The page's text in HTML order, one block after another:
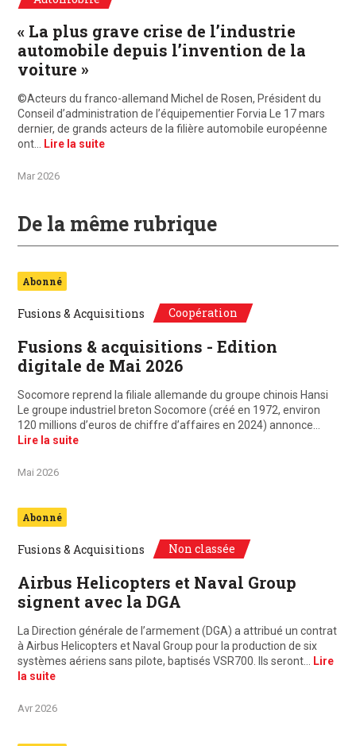
« La plus grave crise de l’industrie
automobile depuis l’invention de la
voiture »
©Acteurs du franco-allemand Michel de Rosen, Président du
Conseil d’administration de l’équipementier Forvia Le 17 mars
dernier, de grands acteurs de la filière automobile européenne
ont…
Lire la suite
Mar 2026
De la même rubrique
Abonné
Fusions & Acquisitions Coopération
Fusions & acquisitions - Edition
digitale de Mai 2026
Socomore reprend la filiale allemande du groupe chinois Hansi
Le groupe industriel breton Socomore (créé en 1972, environ
120 millions d’euros de chiffre d’affaires en 2024) annonce…
Lire la suite
Mai 2026
Abonné
Fusions & Acquisitions Non classée
Airbus Helicopters et Naval Group
signent avec la DGA
La Direction générale de l’armement (DGA) a attribué un contrat
à Airbus Helicopters et Naval Group pour la production de six
systèmes aériens sans pilote, baptisés VSR700. Ils seront…
Lire
la suite
Avr 2026